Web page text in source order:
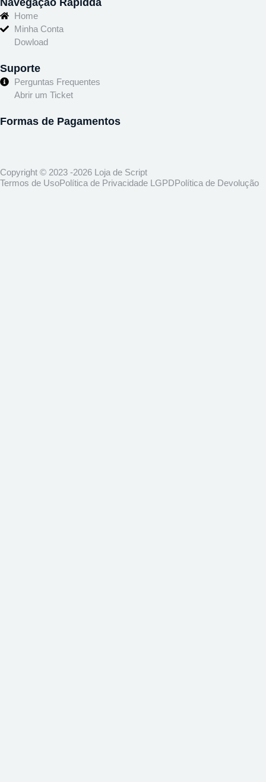
Home
Minha Conta
Dowload
Suporte
Perguntas Frequentes
Abrir um Ticket
Formas de Pagamentos
Copyright © 2023 -2026 Loja de Script
Termos de UsoPolítica de Privacidade LGPDPolítica de Devolução